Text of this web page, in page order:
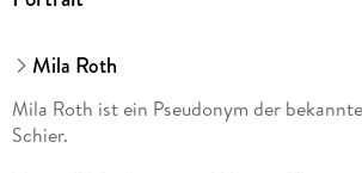
eine Umfrage unter den Schaustellern
einen Anschlag auf eines der
Schlimmste zu verhindern, müssen Janna
Mila Roth
Mila Roth ist ein Pseudonym der
Schier.